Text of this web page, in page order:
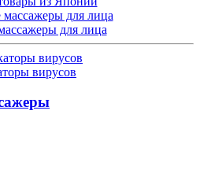
для лица
вирусов